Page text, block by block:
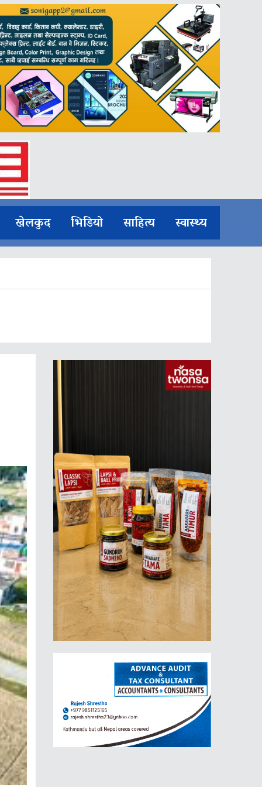
खेलकुद भिडियो साहित्य स्वास्थ्य